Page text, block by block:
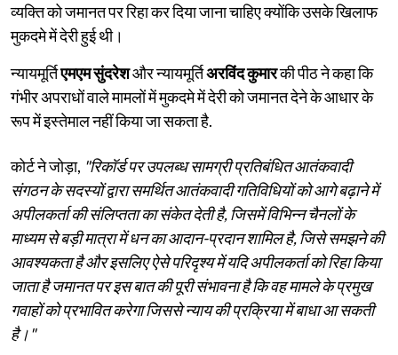
व्यक्ति को जमानत पर रिहा कर दिया जाना चाहिए क्योंकि उसके खिलाफ
मुकदमे में देरी हुई थी।
न्यायमूर्तिएमएम सुंदरेशऔर न्यायमूर्तिअरविंद कुमारकी पीठ ने कहा कि
गंभीर अपराधों वाले मामलों में मुकदमे में देरी को जमानत देने के आधार के
रूप में इस्तेमाल नहीं किया जा सकता है.
कोर्ट ने जोड़ा, "रिकॉर्ड पर उपलब्ध सामग्री प्रतिबंधित आतंकवादी
संगठन के सदस्यों द्वारा समर्थित आतंकवादी गतिविधियों को आगे बढ़ाने में
अपीलकर्ता की संलिप्तता का संकेत देती है, जिसमें विभिन्न चैनलों के
माध्यम से बड़ी मात्रा में धन का आदान-प्रदान शामिल है, जिसे समझने की
आवश्यकता है और इसलिए ऐसे परिदृश्य में यदि अपीलकर्ता को रिहा किया
जाता है जमानत पर इस बात की पूरी संभावना है कि वह मामले के प्रमुख
गवाहों को प्रभावित करेगा जिससे न्याय की प्रक्रिया में बाधा आ सकती
है।"